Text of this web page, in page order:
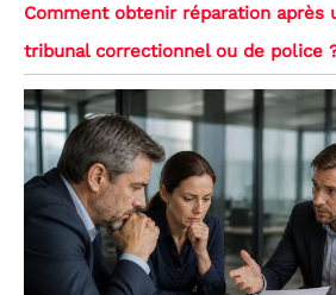
Comment obtenir réparation après
tribunal correctionnel ou de police